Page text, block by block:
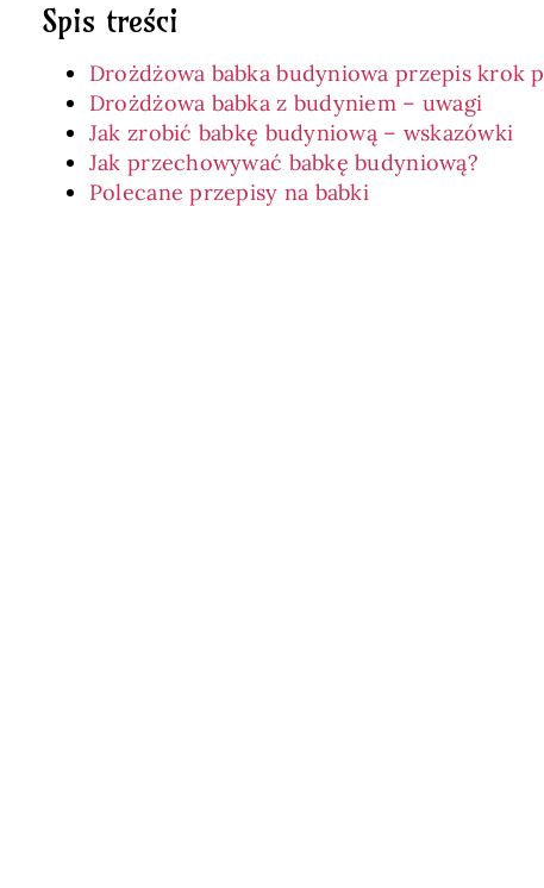
Spis treści
Drożdżowa babka budyniowa przepis krok
Drożdżowa babka z budyniem – uwagi
Jak zrobić babkę budyniową – wskazówki
Jak przechowywać babkę budyniową?
Polecane przepisy na babki